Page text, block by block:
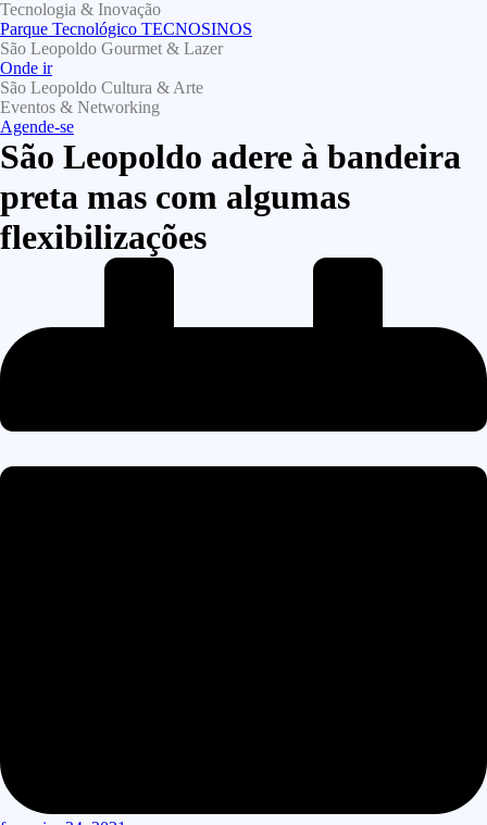
Tecnologia & Inovação
Parque Tecnológico TECNOSINOS
São Leopoldo Gourmet & Lazer
Onde ir
São Leopoldo Cultura & Arte
Eventos & Networking
Agende-se
São Leopoldo adere à bandeira
preta mas com algumas
flexibilizações